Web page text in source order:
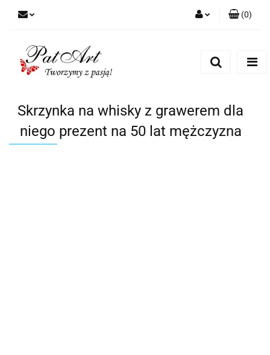
(0)
Skrzynka na whisky z grawerem dla
niego prezent na 50 lat mężczyzna